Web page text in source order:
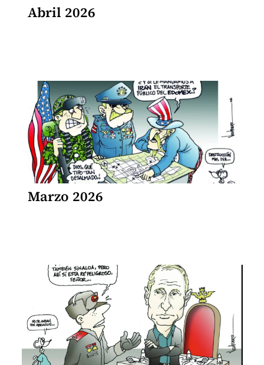
Abril 2026
Marzo 2026